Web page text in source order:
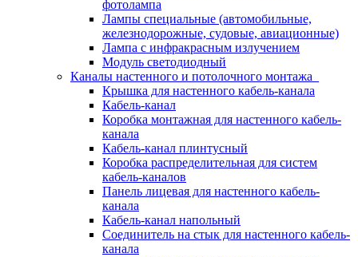
фотолампа
Лампы специальные (автомобильные,
железнодорожные, судовые, авиационные)
Лампа с инфракрасным излучением
Модуль светодиодный
Каналы настенного и потолочного монтажа
Крышка для настенного кабель-канала
Кабель-канал
Коробка монтажная для настенного кабель-
канала
Кабель-канал плинтусный
Коробка распределительная для систем
кабель-каналов
Панель лицевая для настенного кабель-
канала
Кабель-канал напольный
Соединитель на стык для настенного кабель-
канала